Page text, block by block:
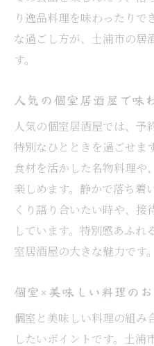
り逸品料理を味わったりで
な過ごし方が、土浦市の居
す。
人気の個室居酒屋で味
人気の個室居酒屋では、予
特別なひとときを過ごせま
食材を活かした名物料理や
楽しめます。静かで落ち着
くり語り合いたい時や、接
しています。特別感あふれ
室居酒屋の大きな魅力です。
個室×美味しい料理の
個室と美味しい料理の組み
したいポイントです。土浦